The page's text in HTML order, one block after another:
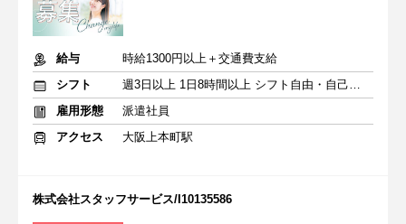
給与
時給1300円以上＋交通費支給
シフト
週3日以上 1日8時間以上 シフト自由・自己申告
雇用形態
派遣社員
アクセス
大阪上本町駅
株式会社スタッフサービス/I10135586